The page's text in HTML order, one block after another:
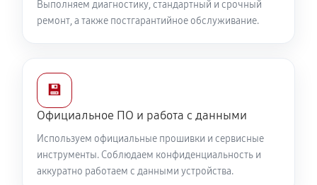
Выполняем диагностику, стандартный и срочный
ремонт, а также постгарантийное обслуживание.
💾
Официальное ПО и работа с данными
Используем официальные прошивки и сервисные
инструменты. Соблюдаем конфиденциальность и
аккуратно работаем с данными устройства.